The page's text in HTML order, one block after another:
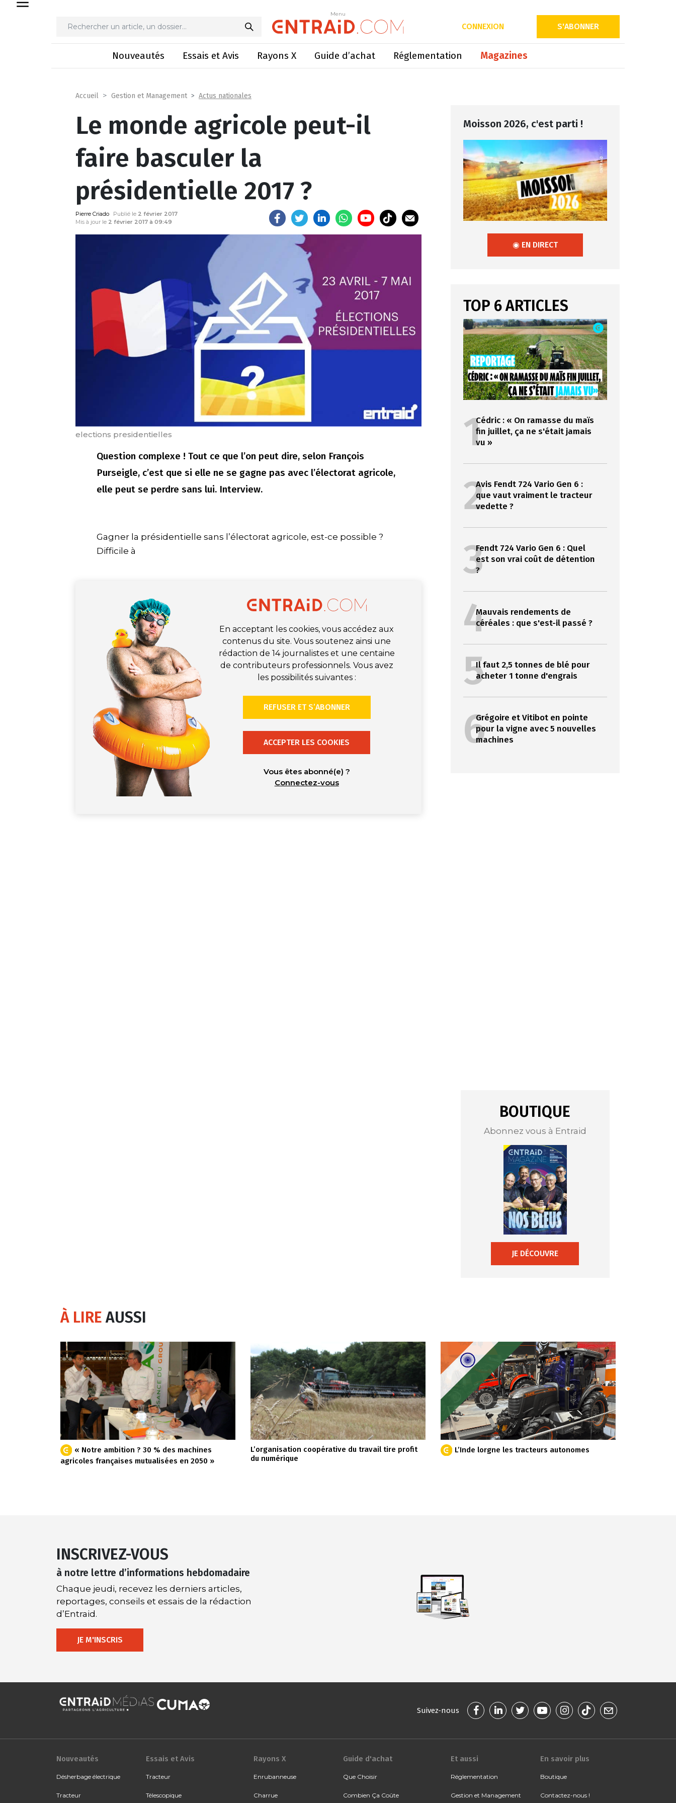
Menu
CONNEXION S'ABONNER
Nouveautés Essais et Avis Rayons X Guide d’achat Réglementation Magazines
Menu
Le monde agricole peut-il faire basculer la présidentielle 2017 ?
Accueil Gestion et Management Actus nationales
Le monde agricole peut-il
faire basculer la
présidentielle 2017 ?
Pierre Criado Publié le 2 février 2017
Mis à jour le 2 février 2017 à 09:49
elections presidentielles
Question complexe ! Tout ce que l’on peut dire, selon François
Purseigle, c’est que si elle ne se gagne pas avec l’électorat agricole,
elle peut se perdre sans lui. Interview.
Gagner la présidentielle sans l’électorat agricole, est-ce possible ?
Difficile à
En acceptant les cookies, vous accédez aux
contenus du site. Vous soutenez ainsi une
rédaction de 14 journalistes et une centaine
de contributeurs professionnels. Vous avez
les possibilités suivantes :
REFUSER ET S’ABONNER
ACCEPTER LES COOKIES
Vous êtes abonné(e) ?
Connectez-vous
Moisson 2026, c'est parti !
◉ EN DIRECT
TOP 6 ARTICLES
1Cédric : « On ramasse du maïs
fin juillet, ça ne s'était jamais
vu »
2Avis Fendt 724 Vario Gen 6 :
que vaut vraiment le tracteur
vedette ?
3Fendt 724 Vario Gen 6 : Quel
est son vrai coût de détention
?
4Mauvais rendements de
céréales : que s'est-il passé ?
5Il faut 2,5 tonnes de blé pour
acheter 1 tonne d'engrais
6Grégoire et Vitibot en pointe
pour la vigne avec 5 nouvelles
machines
BOUTIQUE
Abonnez vous à Entraid
JE DÉCOUVRE
À LIREAUSSI
« Notre ambition ? 30 % des machines
agricoles françaises mutualisées en 2050 »
L’organisation coopérative du travail tire profit
du numérique
L’Inde lorgne les tracteurs autonomes
INSCRIVEZ-VOUS
à notre lettre d’informations hebdomadaire
Chaque jeudi, recevez les derniers articles,
reportages, conseils et essais de la rédaction
d’Entraid.
JE M'INSCRIS
Suivez-nous
Nouveautés
Désherbage électrique
Tracteur
Essais et Avis
Tracteur
Télescopique
Rayons X
Enrubanneuse
Charrue
Guide d'achat
Que Choisir
Combien Ça Coûte
Et aussi
Réglementation
Gestion et Management
En savoir plus
Boutique
Contactez-nous !